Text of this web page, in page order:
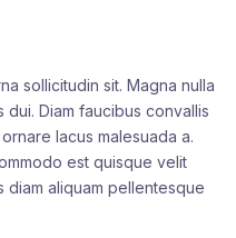
sollicitudin sit. Magna nulla
Diam faucibus convallis
lacus malesuada a.
est quisque velit
diam aliquam pellentesque